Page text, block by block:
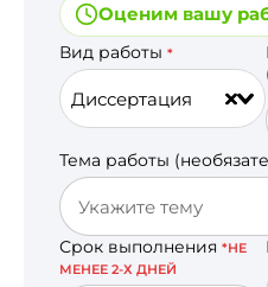
Оценим вашу
Вид работы *
Диссертация
Тема работы
Срок выполнения *НЕ
МЕНЕЕ 2-Х ДНЕЙ